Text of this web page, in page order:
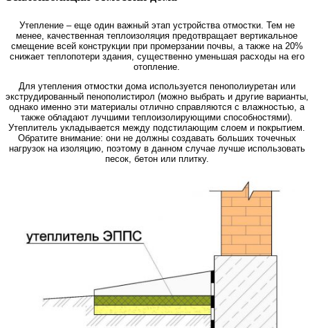
Утепление – еще один важный этап устройства отмостки. Тем не
менее, качественная теплоизоляция предотвращает вертикальное
смещение всей конструкции при промерзании почвы, а также на 20%
снижает теплопотери здания, существенно уменьшая расходы на его
отопление.
Для утепления отмостки дома используется пенополиуретан или
экструдированный пенополистирол (можно выбрать и другие варианты,
однако именно эти материалы отлично справляются с влажностью, а
также обладают лучшими теплоизолирующими способностями).
Утеплитель укладывается между подстилающим слоем и покрытием.
Обратите внимание: они не должны создавать больших точечных
нагрузок на изоляцию, поэтому в данном случае лучше использовать
песок, бетон или плитку.